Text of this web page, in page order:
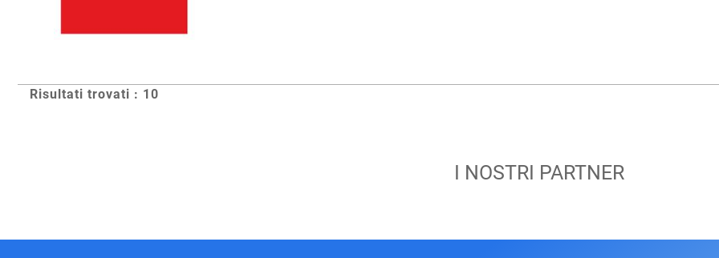
Risultati trovati : 10
I NOSTRI PARTNER